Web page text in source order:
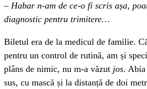
– Habar n-am de ce-o fi scris așa,
diagnostic pentru trimitere…
Biletul era de la medicul de familie.
pentru un control de rutină, am și
plâns de nimic, nu m-a văzut jos. Abia
sus, cu mască și la distanță de doi